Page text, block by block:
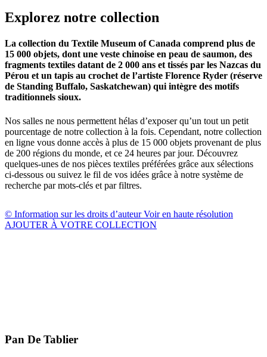
Explorez notre collection
La collection du Textile Museum of Canada comprend plus de
15 000 objets, dont une veste chinoise en peau de saumon, des
fragments textiles datant de 2 000 ans et tissés par les Nazcas du
Pérou et un tapis au crochet de l’artiste Florence Ryder (réserve
de Standing Buffalo, Saskatchewan) qui intègre des motifs
traditionnels sioux.
Nos salles ne nous permettent hélas d’exposer qu’un tout un petit
pourcentage de notre collection à la fois. Cependant, notre collection
en ligne vous donne accès à plus de 15 000 objets provenant de plus
de 200 régions du monde, et ce 24 heures par jour. Découvrez
quelques-unes de nos pièces textiles préférées grâce aux sélections
ci-dessous ou suivez le fil de vos idées grâce à notre système de
recherche par mots-clés et par filtres.
© Information sur les droits d’auteurVoir en haute résolution
AJOUTER À VOTRE COLLECTION
Pan De Tablier